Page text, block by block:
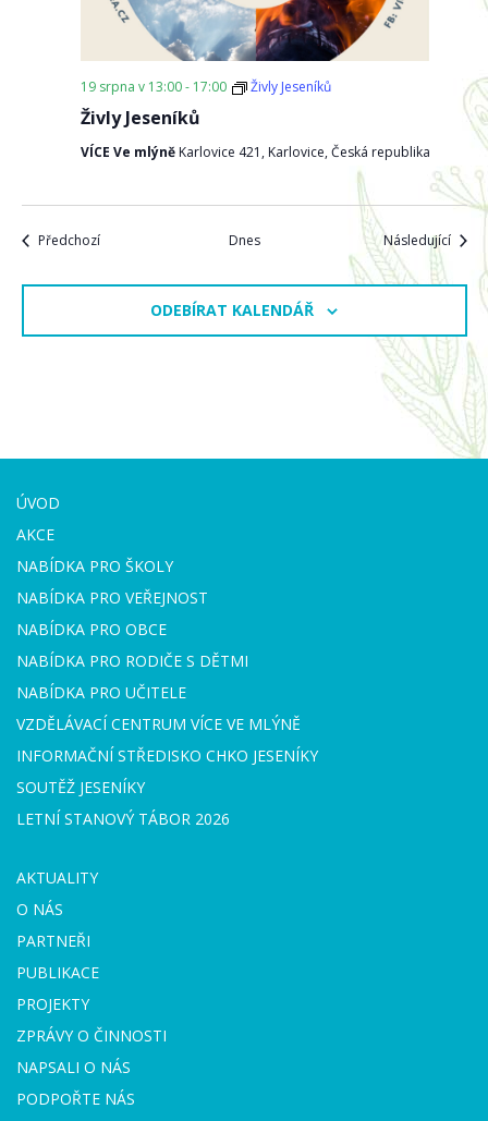
Živly Jeseníků
19 srpna v 13:00- 17:00 Živly Jeseníků
VÍCE Ve mlýně Karlovice 421, Karlovice, Česká republika
PředchozíAkce Dnes NásledujícíAkce
ODEBÍRAT KALENDÁŘ
ÚVOD
AKCE
NABÍDKA PRO ŠKOLY
NABÍDKA PRO VEŘEJNOST
NABÍDKA PRO OBCE
NABÍDKA PRO RODIČE S DĚTMI
NABÍDKA PRO UČITELE
VZDĚLÁVACÍ CENTRUM VÍCE VE MLÝNĚ
INFORMAČNÍ STŘEDISKO CHKO JESENÍKY
SOUTĚŽ JESENÍKY
LETNÍ STANOVÝ TÁBOR 2026
AKTUALITY
O NÁS
PARTNEŘI
PUBLIKACE
PROJEKTY
ZPRÁVY O ČINNOSTI
NAPSALI O NÁS
PODPOŘTE NÁS